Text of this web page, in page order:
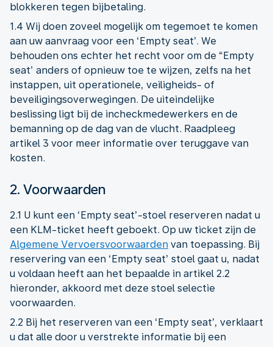
blokkeren tegen bijbetaling.
1.4 Wij doen zoveel mogelijk om tegemoet te komen
aan uw aanvraag voor een ‘Empty seat’. We
behouden ons echter het recht voor om de “Empty
seat’ anders of opnieuw toe te wijzen, zelfs na het
instappen, uit operationele, veiligheids- of
beveiligingsoverwegingen. De uiteindelijke
beslissing ligt bij de incheckmedewerkers en de
bemanning op de dag van de vlucht. Raadpleeg
artikel 3 voor meer informatie over teruggave van
kosten.
2. Voorwaarden
2.1 U kunt een ‘Empty seat’-stoel reserveren nadat u
een KLM-ticket heeft geboekt. Op uw ticket zijn de
Algemene Vervoersvoorwaarden van toepassing. Bij
reservering van een ‘Empty seat’ stoel gaat u, nadat
u voldaan heeft aan het bepaalde in artikel 2.2
hieronder, akkoord met deze stoel selectie
voorwaarden.
2.2 Bij het reserveren van een ‘Empty seat’, verklaart
u dat alle door u verstrekte informatie bij een